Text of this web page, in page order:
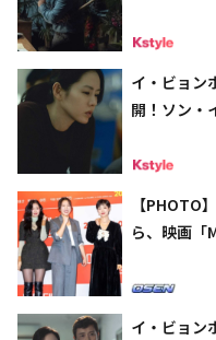
イ・ビョン
開！ソン・
【PHOTO
ら、映画「
イ・ビョン